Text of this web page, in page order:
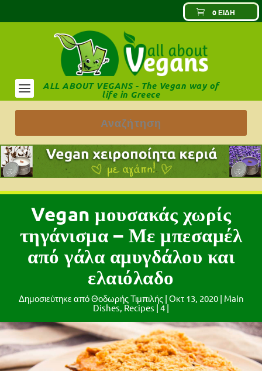
0 ΕΊΔΗ
ALL ABOUT VEGANS - The Vegan way of
life in Greece
Vegan μουσακάς χωρίς
τηγάνισμα – Με μπεσαμέλ
από γάλα αμυγδάλου και
ελαιόλαδο
Δημοσιεύτηκε απόΘοδωρής Τιμπιλής| Οκτ 13, 2020| Main
Dishes,Recipes |4|